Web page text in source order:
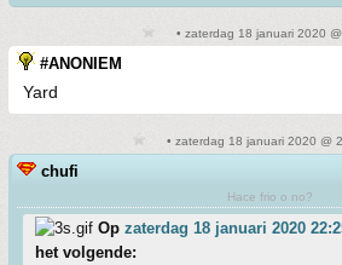
• zaterdag 18 januari 2020
#ANONIEM
Yard
• zaterdag 18 januari 2020 @
chufi
Hace frio o no?
Op zaterdag 18 januari 2020
het volgende: